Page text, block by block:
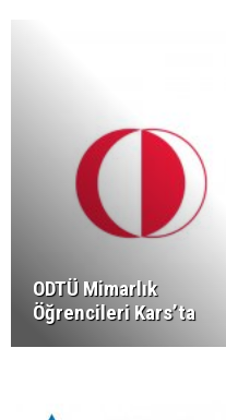
ODTÜ Mimarlık
Öğrencileri Kars’ta